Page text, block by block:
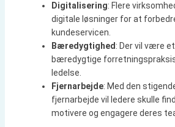
Digitalisering: Flere
digitale løsninger for at
kundeservicen.
Bæredygtighed : Der vil være
bæredygtige
ledelse.
Fjernarbejde: Med den
fjernarbejde vil ledere skulle
motivere og engagere deres